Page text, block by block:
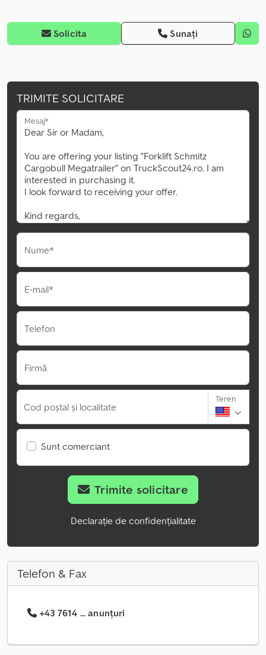
Solicita Sunați
TRIMITE SOLICITARE
Mesaj*
Nume*
E-mail*
Telefon
Firmă
Cod poștal și localitate
Teren
Sunt comerciant
Trimite solicitare
Declarație de confidențialitate
Telefon & Fax
+43 7614 ... anunțuri